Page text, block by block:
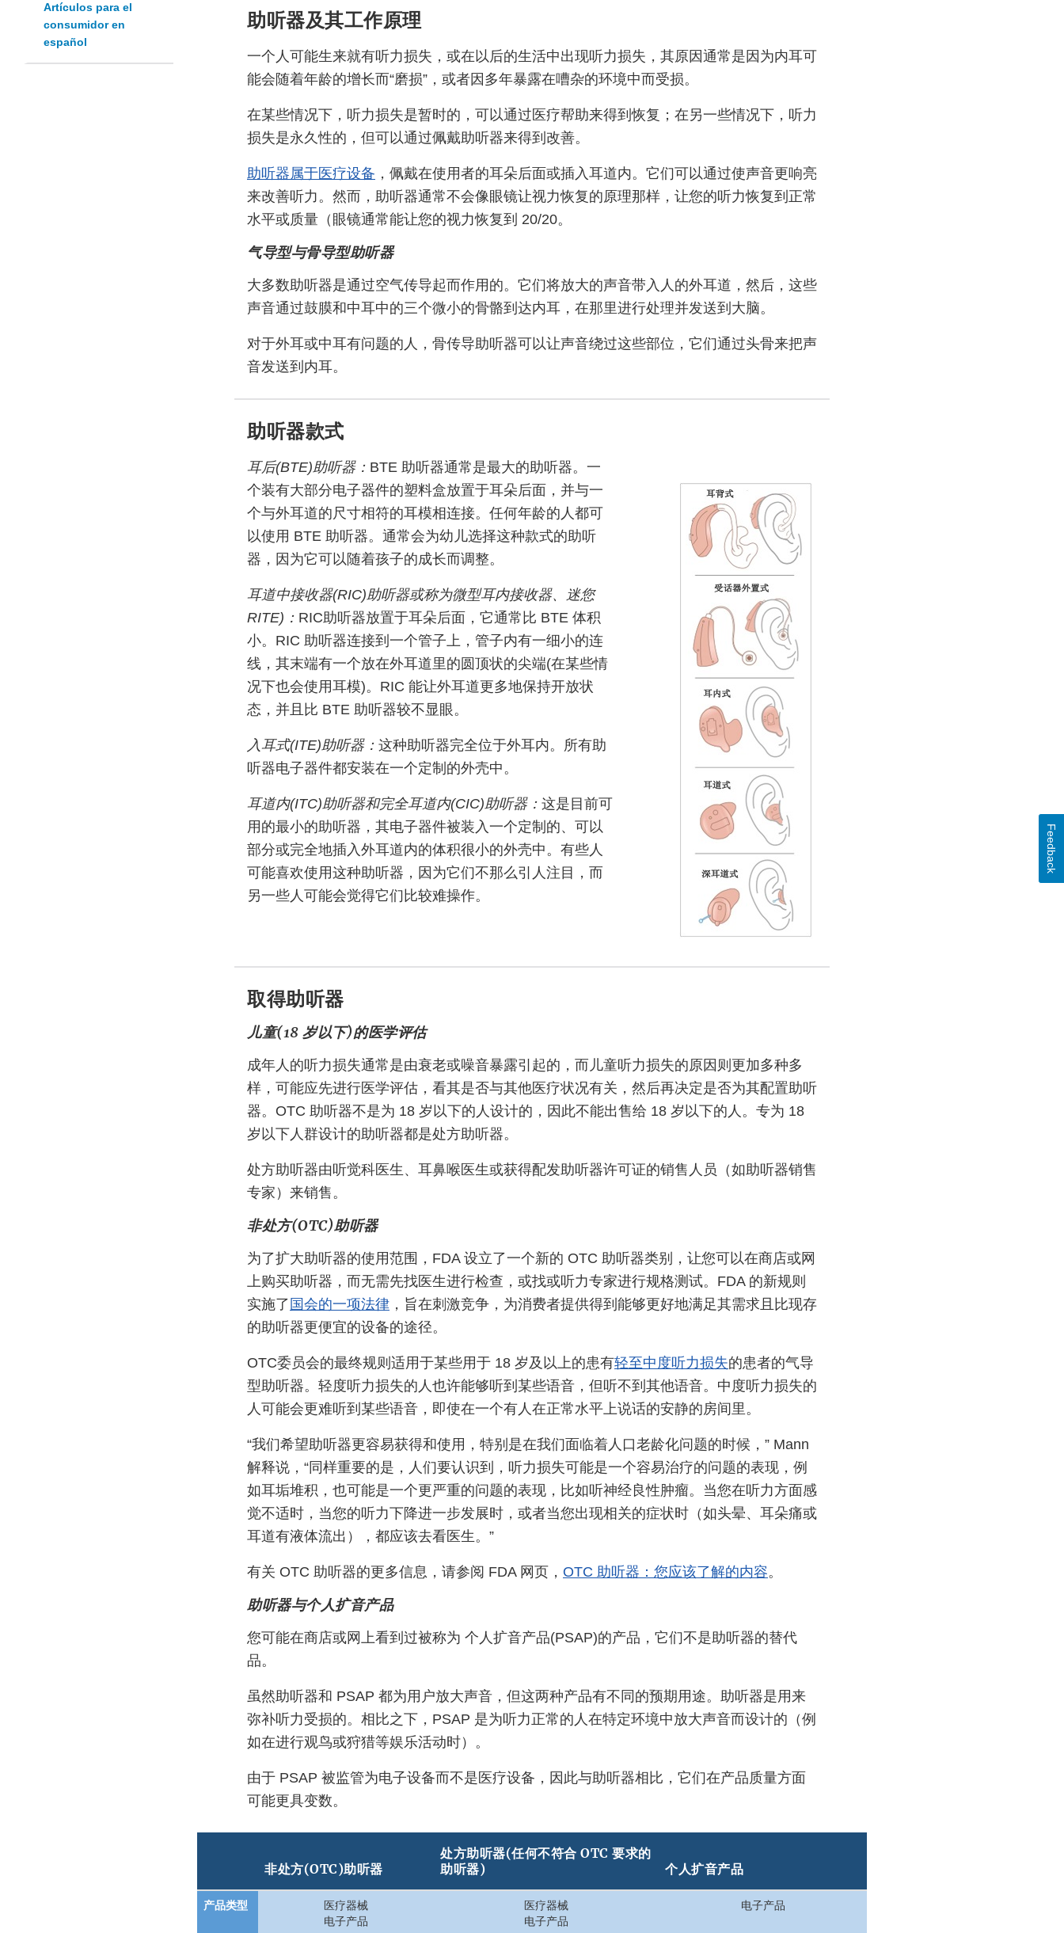
Artículos para el
consumidor en
español
助听器及其工作原理
一个人可能生来就有听力损失，或在以后的生活中出现听力损失，其原因通常是因为内耳可
能会随着年龄的增长而“磨损”，或者因多年暴露在嘈杂的环境中而受损。
在某些情况下，听力损失是暂时的，可以通过医疗帮助来得到恢复；在另一些情况下，听力
损失是永久性的，但可以通过佩戴助听器来得到改善。
助听器属于医疗设备 ，佩戴在使用者的耳朵后面或插入耳道内。它们可以通过使声音更响亮
来改善听力。然而，助听器通常不会像眼镜让视力恢复的原理那样，让您的听力恢复到正常
水平或质量（眼镜通常能让您的视力恢复到 20/20。
气导型与骨导型助听器
大多数助听器是通过空气传导起而作用的。它们将放大的声音带入人的外耳道，然后，这些
声音通过鼓膜和中耳中的三个微小的骨骼到达内耳，在那里进行处理并发送到大脑。
对于外耳或中耳有问题的人，骨传导助听器可以让声音绕过这些部位，它们通过头骨来把声
音发送到内耳。
助听器款式
耳后(BTE)助听器： BTE 助听器通常是最大的助听器。一
个装有大部分电子器件的塑料盒放置于耳朵后面，并与一
个与外耳道的尺寸相符的耳模相连接。任何年龄的人都可
以使用 BTE 助听器。通常会为幼儿选择这种款式的助听
器，因为它可以随着孩子的成长而调整。
耳道中接收器(RIC)助听器或称为微型耳内接收器、迷您
RITE)： RIC助听器放置于耳朵后面，它通常比 BTE 体积
小。RIC 助听器连接到一个管子上，管子内有一细小的连
线，其末端有一个放在外耳道里的圆顶状的尖端(在某些情
况下也会使用耳模)。RIC 能让外耳道更多地保持开放状
态，并且比 BTE 助听器较不显眼。
入耳式(ITE)助听器： 这种助听器完全位于外耳内。所有助
听器电子器件都安装在一个定制的外壳中。
耳道内(ITC)助听器和完全耳道内(CIC)助听器： 这是目前可
用的最小的助听器，其电子器件被装入一个定制的、可以
部分或完全地插入外耳道内的体积很小的外壳中。有些人
可能喜欢使用这种助听器，因为它们不那么引人注目，而
另一些人可能会觉得它们比较难操作。
取得助听器
儿童(18 岁以下)的医学评估
成年人的听力损失通常是由衰老或噪音暴露引起的，而儿童听力损失的原因则更加多种多
样，可能应先进行医学评估，看其是否与其他医疗状况有关，然后再决定是否为其配置助听
器。OTC 助听器不是为 18 岁以下的人设计的，因此不能出售给 18 岁以下的人。专为 18
岁以下人群设计的助听器都是处方助听器。
处方助听器由听觉科医生、耳鼻喉医生或获得配发助听器许可证的销售人员（如助听器销售
专家）来销售。
非处方(OTC)助听器
为了扩大助听器的使用范围，FDA 设立了一个新的 OTC 助听器类别，让您可以在商店或网
上购买助听器，而无需先找医生进行检查，或找或听力专家进行规格测试。FDA 的新规则
实施了 国会的一项法律 ，旨在刺激竞争，为消费者提供得到能够更好地满足其需求且比现存
的助听器更便宜的设备的途径。
OTC委员会的最终规则适用于某些用于 18 岁及以上的患有轻至中度听力损失的患者的气导
型助听器。轻度听力损失的人也许能够听到某些语音，但听不到其他语音。中度听力损失的
人可能会更难听到某些语音，即使在一个有人在正常水平上说话的安静的房间里。
“我们希望助听器更容易获得和使用，特别是在我们面临着人口老龄化问题的时候，” Mann
解释说，“同样重要的是，人们要认识到，听力损失可能是一个容易治疗的问题的表现，例
如耳垢堆积，也可能是一个更严重的问题的表现，比如听神经良性肿瘤。当您在听力方面感
觉不适时，当您的听力下降进一步发展时，或者当您出现相关的症状时（如头晕、耳朵痛或
耳道有液体流出），都应该去看医生。”
有关 OTC 助听器的更多信息，请参阅 FDA 网页， OTC 助听器：您应该了解的内容。
助听器与个人扩音产品
您可能在商店或网上看到过被称为 个人扩音产品(PSAP)的产品，它们不是助听器的替代
品。
虽然助听器和 PSAP 都为用户放大声音，但这两种产品有不同的预期用途。助听器是用来
弥补听力受损的。相比之下，PSAP 是为听力正常的人在特定环境中放大声音而设计的（例
如在进行观鸟或狩猎等娱乐活动时）。
由于 PSAP 被监管为电子设备而不是医疗设备，因此与助听器相比，它们在产品质量方面
可能更具变数。
非处方(OTC)助听器
处方助听器(任何不符合 OTC 要求的
助听器)
个人扩音产品
产品类型
医疗器械
电子产品
医疗器械
电子产品
电子产品
Feedback